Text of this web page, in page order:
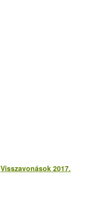
Visszavonások 2017.